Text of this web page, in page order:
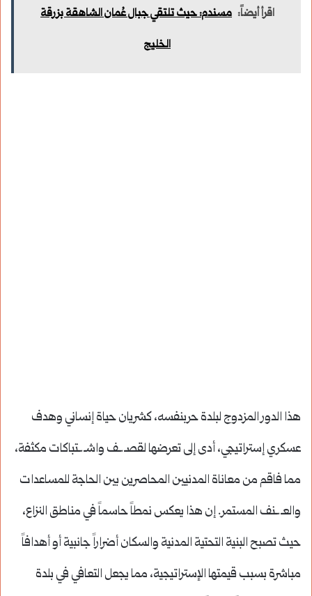
اقرأ أيضاً: مسندم: حيث تلتقي جبال عُمان الشاهقة بزرقة
الخليج
هذا الدور المزدوج لبلدة حربنفسه، كشريان حياة إنساني وهدف
عسكري إستراتيجي، أدى إلى تعرضها لقصـ.ـف واشـ.ـتباكات مكثفة،
مما فاقم من معاناة المدنيين المحاصرين بين الحاجة للمساعدات
والعـ.ـنف المستمر. إن هذا يعكس نمطاً حاسماً في مناطق النزاع،
حيث تصبح البنية التحتية المدنية والسكان أضراراً جانبية أو أهدافاً
مباشرة بسبب قيمتها الإستراتيجية، مما يجعل التعافي في بلدة